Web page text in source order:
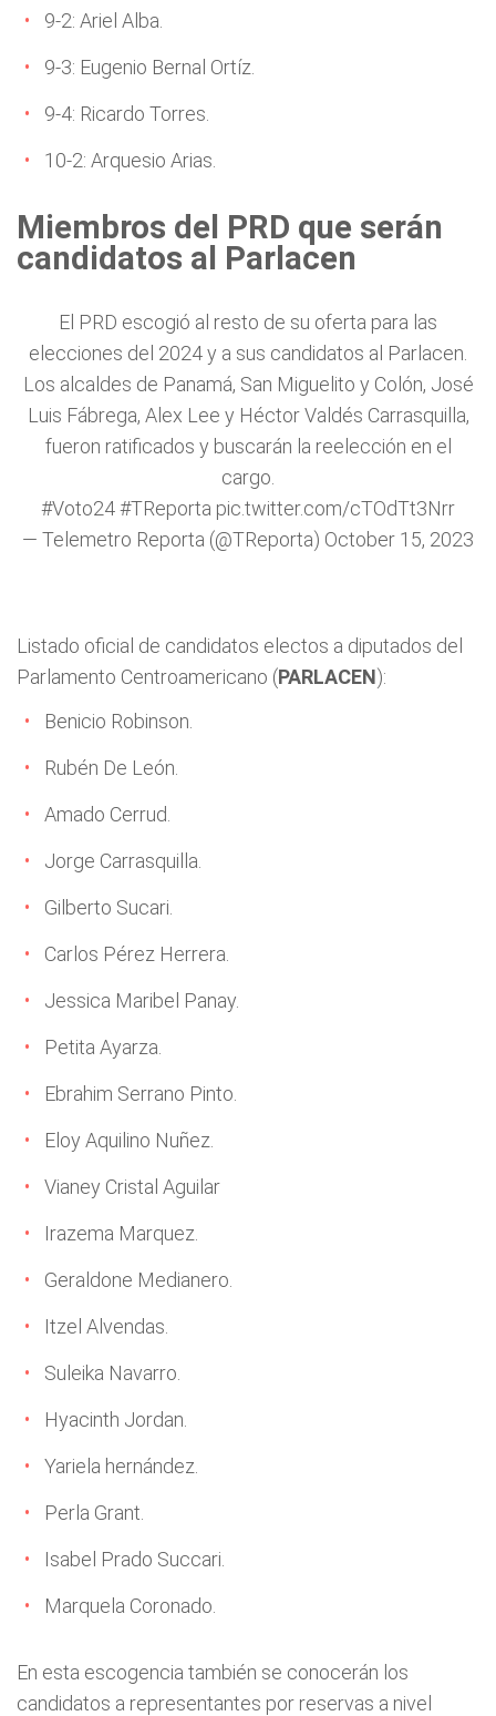
9-2: Ariel Alba.
9-3: Eugenio Bernal Ortíz.
9-4: Ricardo Torres.
10-2: Arquesio Arias.
Miembros del PRD que serán
candidatos al Parlacen
El PRD escogió al resto de su oferta para las
elecciones del 2024 y a sus candidatos al Parlacen.
Los alcaldes de Panamá, San Miguelito y Colón, José
Luis Fábrega, Alex Lee y Héctor Valdés Carrasquilla,
fueron ratificados y buscarán la reelección en el
cargo.
#Voto24#TReporta pic.twitter.com/cTOdTt3Nrr
— Telemetro Reporta (@TReporta) October 15, 2023
Listado oficial de candidatos electos a diputados del
Parlamento Centroamericano (PARLACEN):
Benicio Robinson.
Rubén De León.
Amado Cerrud.
Jorge Carrasquilla.
Gilberto Sucari.
Carlos Pérez Herrera.
Jessica Maribel Panay.
Petita Ayarza.
Ebrahim Serrano Pinto.
Eloy Aquilino Nuñez.
Vianey Cristal Aguilar
Irazema Marquez.
Geraldone Medianero.
Itzel Alvendas.
Suleika Navarro.
Hyacinth Jordan.
Yariela hernández.
Perla Grant.
Isabel Prado Succari.
Marquela Coronado.
En esta escogencia también se conocerán los
candidatos a representantes por reservas a nivel